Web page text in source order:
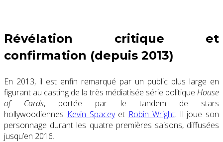
Révélation critique et
confirmation (depuis 2013)
En 2013, il est enfin remarqué par un public plus large en
figurant au casting de la très médiatisée série politique House
of Cards, portée par le tandem de stars
hollywoodiennes Kevin Spaceyet Robin Wright. Il joue son
personnage durant les quatre premières saisons, diffusées
jusqu’en 2016.